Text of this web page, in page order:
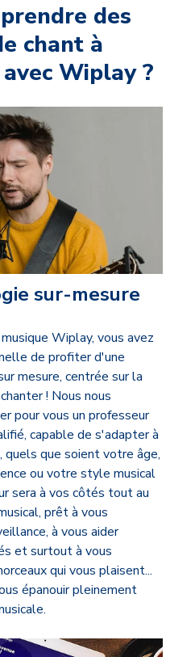
des
chant à
avec Wiplay ?
sur-mesure
Wiplay, vous avez
de profiter d'une
mesure, centrée sur la
! Nous nous
pour vous un professeur
capable de s'adapter à
quels que soient votre âge,
ou votre style musical
sera à vos côtés tout au
prêt à vous
à vous aider
et surtout à vous
qui vous plaisent...
épanouir pleinement